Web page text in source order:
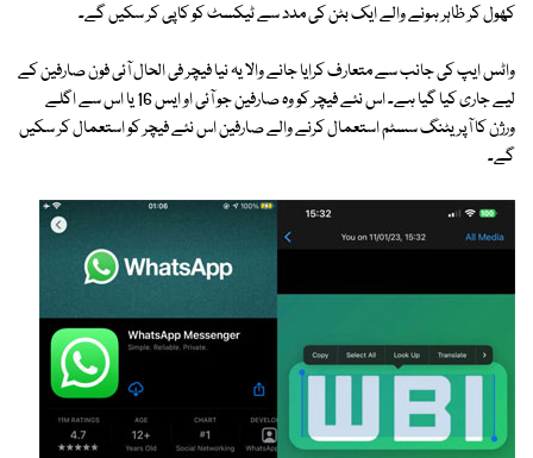
کھول کر ظاہر ہونے والے ایک بٹن کی مدد سے ٹیکسٹ کو کاپی کر سکیں گے۔
واٹس ایپ کی جانب سے متعارف کرایا جانے والا یہ نیا فیچر فی الحال آئی فون صارفین کے
لیے جاری کیا گیا ہے۔ اس نئے فیچر کو وہ صارفین جو آئی او ایس 16 یا اس سے اگلے
ورژن کا آپریٹنگ سسٹم استعمال کرنے والے صارفین اس نئے فیچر کو استعمال کر سکیں
گے۔